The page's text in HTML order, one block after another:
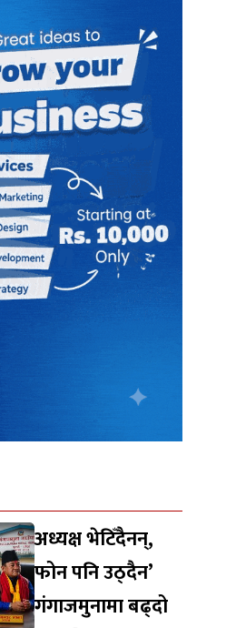
अध्यक्ष भेटिँदैनन्,
फोन पनि उठ्दैन’
गंगाजमुनामा बढ्दो